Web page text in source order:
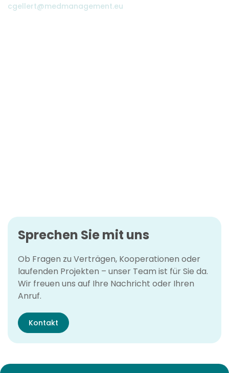
cgellert@medmanagement.eu
Sprechen Sie mit uns
Ob Fragen zu Verträgen, Kooperationen oder
laufenden Projekten – unser Team ist für Sie da.
Wir freuen uns auf Ihre Nachricht oder Ihren
Anruf.
Kontakt